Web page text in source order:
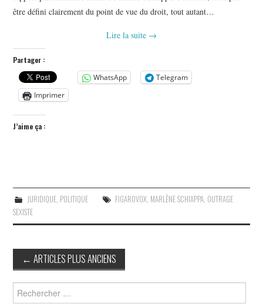
être défini clairement du point de vue du droit, tout autant…
Lire la suite →
Partager :
WhatsApp
Telegram
Imprimer
J’aime ça :
JURIDIQUE, POLITIQUE FIGAROVOX, MARLÈNE SCHIAPPA, OUTRAGE
SEXISTE
Post
navigation
← ARTICLES PLUS ANCIENS
Search
for: